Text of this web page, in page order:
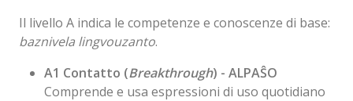
Il livello A indica le competenze e conoscenze di base:
baznivela lingvouzanto.
A1 Contatto (Breakthrough) - ALPAŜO
Comprende e usa espressioni di uso quotidiano